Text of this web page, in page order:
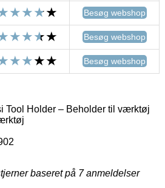
Besøg webshop
Besøg webshop
Besøg webshop
Tool Holder – Beholder til værktøj
baseret på 7anmeldelser